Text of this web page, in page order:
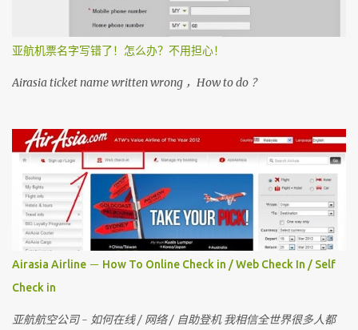
亚航机票名字写错了！怎么办？不用担心！
Airasia ticket name written wrong ，How to do ？
Airasia Airline － How To Online Check in / Web Check In / Self
Check in
亚航航空公司 - 如何在线 / 网络 / 自助登机 我相信全世界很多人都